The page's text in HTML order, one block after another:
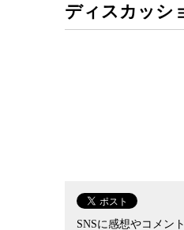
いる。2016年の アメ
牙市場を閉鎖してい
その一方で、日本
流通する象牙はす
が、それを証明す
象牙の持ち出しが
1月までの約9年間
年も高止まりして
の需要を刺激し、
ディスカッシ
SNSに感想やコメン